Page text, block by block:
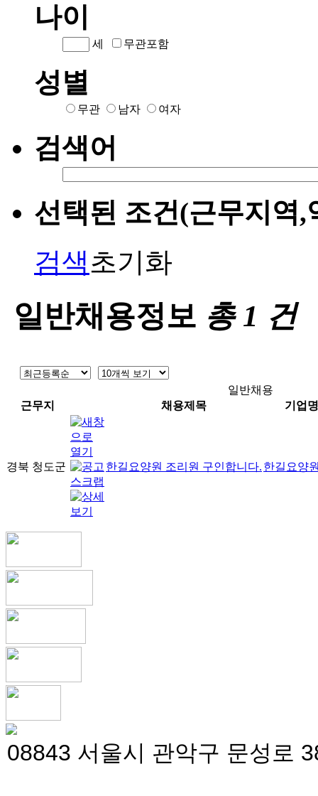
나이
세 무관포함
성별
무관 남자 여자
검색어
선택된 조건(근무지역,
검색초기화
일반채용정보 총 1 건
일반채용
근무지
채용제목 기업명
경북 청도군 한길요양원 조리원 구인합니다. 한길요양
08843 서울시 관악구 문성로